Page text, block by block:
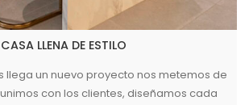
LLENA DE ESTILO
llega un nuevo proyecto nos metemos de
con los clientes, diseñamos cada